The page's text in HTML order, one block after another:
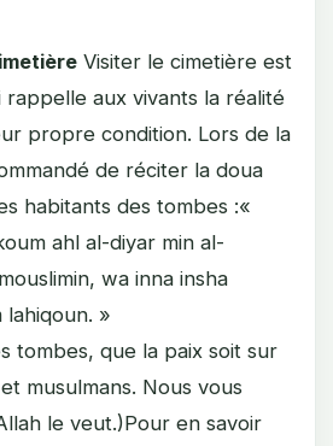
Visiter le cimetière est
rappelle aux vivants la réalité
propre condition. Lors de la
de réciter la doua
habitants des tombes :«
ahl al-diyar min al-
wa inna insha
lahiqoun. »
tombes, que la paix soit sur
musulmans. Nous vous
le veut.)Pour en savoir